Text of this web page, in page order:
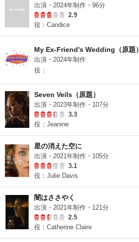
出演・2024年制作・96分
2.9
役：Candice
My Ex-Friend's Wedding（原題）
出演・2024年制作
役：
Seven Veils（原題）
出演・2023年制作・107分
3.3
役：Jeanine
星の消えた空に
出演・2021年制作・105分
3.1
役：Julie Davis
闇はささやく
出演・2021年制作・121分
2.5
役：Catherine Claire